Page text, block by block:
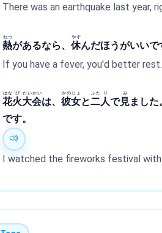
There was an earthquake last year,
熱
ねつ
があるなら、休
やす
んだほうがいい
If you have a fever, you'd better
花
はな
火
び
大
たい
会
かい
は、彼
かの
女
じょ
と二
ふた
人
り
で見
み
まし
です。
I watched the fireworks festival with